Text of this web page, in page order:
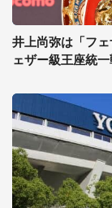
井上尚弥は「フ
ェザー級王座統